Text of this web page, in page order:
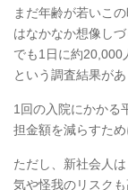
まだ年齢が若いこ
はなかなか想像し
でも1日に約20,000
という調査結果が
1回の入院にかかる
担金額を減らすた
ただし、新社会人
気や怪我のリスク